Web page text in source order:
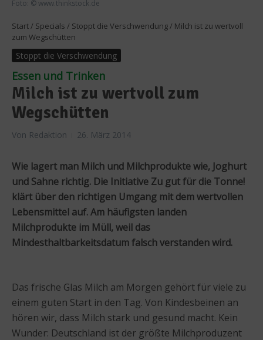
Foto: © www.thinkstock.de
Start / Specials / Stoppt die Verschwendung / Milch ist zu wertvoll
zum Wegschütten
Stoppt die Verschwendung
Essen und Trinken
Milch ist zu wertvoll zum
Wegschütten
Von Redaktion 26. März 2014
Wie lagert man Milch und Milchprodukte wie, Joghurt
und Sahne richtig. Die Initiative Zu gut für die Tonne!
klärt über den richtigen Umgang mit dem wertvollen
Lebensmittel auf. Am häufigsten landen
Milchprodukte im Müll, weil das
Mindesthaltbarkeitsdatum falsch verstanden wird.
Das frische Glas Milch am Morgen gehört für viele zu
einem guten Start in den Tag. Von Kindesbeinen an
hören wir, dass Milch stark und gesund macht. Kein
Wunder: Deutschland ist der größte Milchproduzent